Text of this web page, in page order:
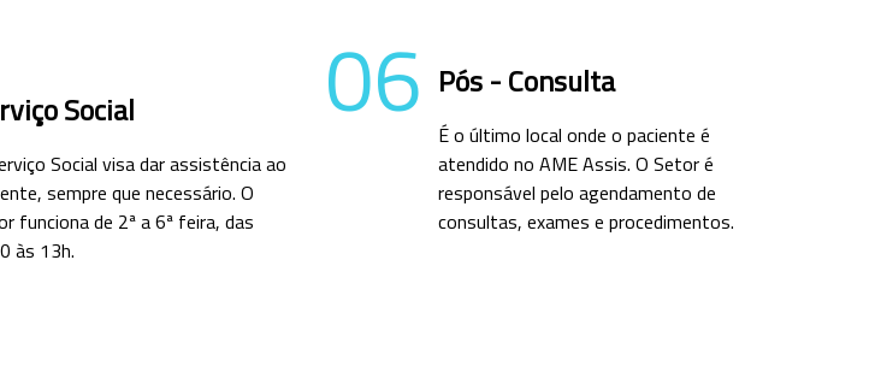
Social
Social visa dar assistência ao
sempre que necessário. O
funciona de 2ª a 6ª feira, das
às 13h.
06 Pós - Consulta
É o último local onde o paciente é
atendido no AME Assis. O Setor é
responsável pelo agendamento de
consultas, exames e procedimentos.